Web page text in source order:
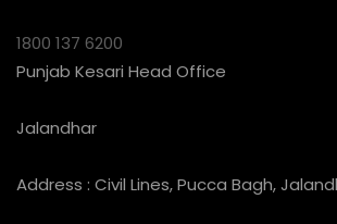
1800 137 6200
Punjab Kesari Head Office
Jalandhar
Address : Civil Lines, Pucca Bagh,